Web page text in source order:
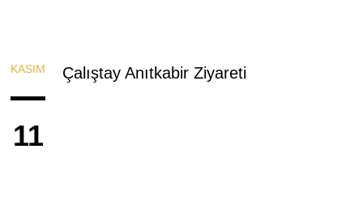
KASIM
11
Çalıştay Anıtkabir Ziyareti